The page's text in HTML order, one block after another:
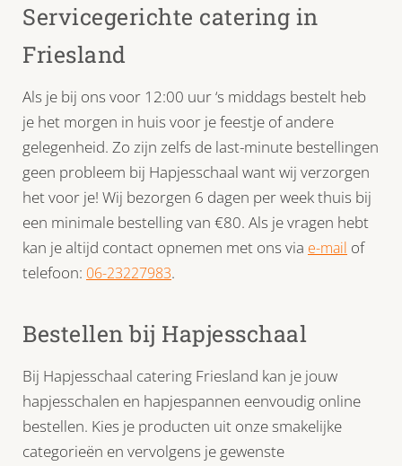
Servicegerichte catering in
Friesland
Als je bij ons voor 12:00 uur ‘s middags bestelt heb
je het morgen in huis voor je feestje of andere
gelegenheid. Zo zijn zelfs de last-minute bestellingen
geen probleem bij Hapjesschaal want wij verzorgen
het voor je! Wij bezorgen 6 dagen per week thuis bij
een minimale bestelling van €80. Als je vragen hebt
kan je altijd contact opnemen met ons via e-mail of
telefoon: 06-23227983.
Bestellen bij Hapjesschaal
Bij Hapjesschaal catering Friesland kan je jouw
hapjesschalen en hapjespannen eenvoudig online
bestellen. Kies je producten uit onze smakelijke
categorieën en vervolgens je gewenste